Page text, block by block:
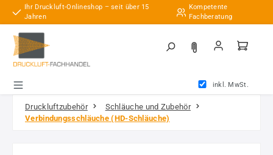
Zum Hauptinhalt springen
Ihr Druckluft-Onlineshop – seit über 15
Jahren
Kompetente
Fachberatung
inkl. MwSt.
Druckluftzubehör
Schläuche und Zubehör
Verbindungsschläuche (HD-Schläuche)